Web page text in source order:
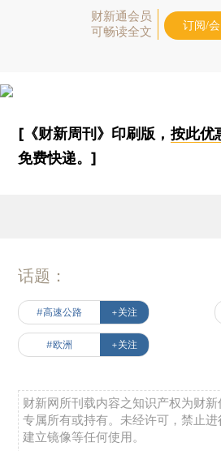
财新通会员
可畅读全文
订阅/
[《财新周刊》印刷版， 按此优
免费快递。]
话题：
#高速公路 +关注
#欧洲 +关注
财新网所刊载内容之知识产权为财
专属所有或持有。未经许可，禁止
建立镜像等任何使用。